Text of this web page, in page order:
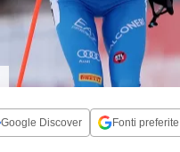
Google Discover Fonti preferite